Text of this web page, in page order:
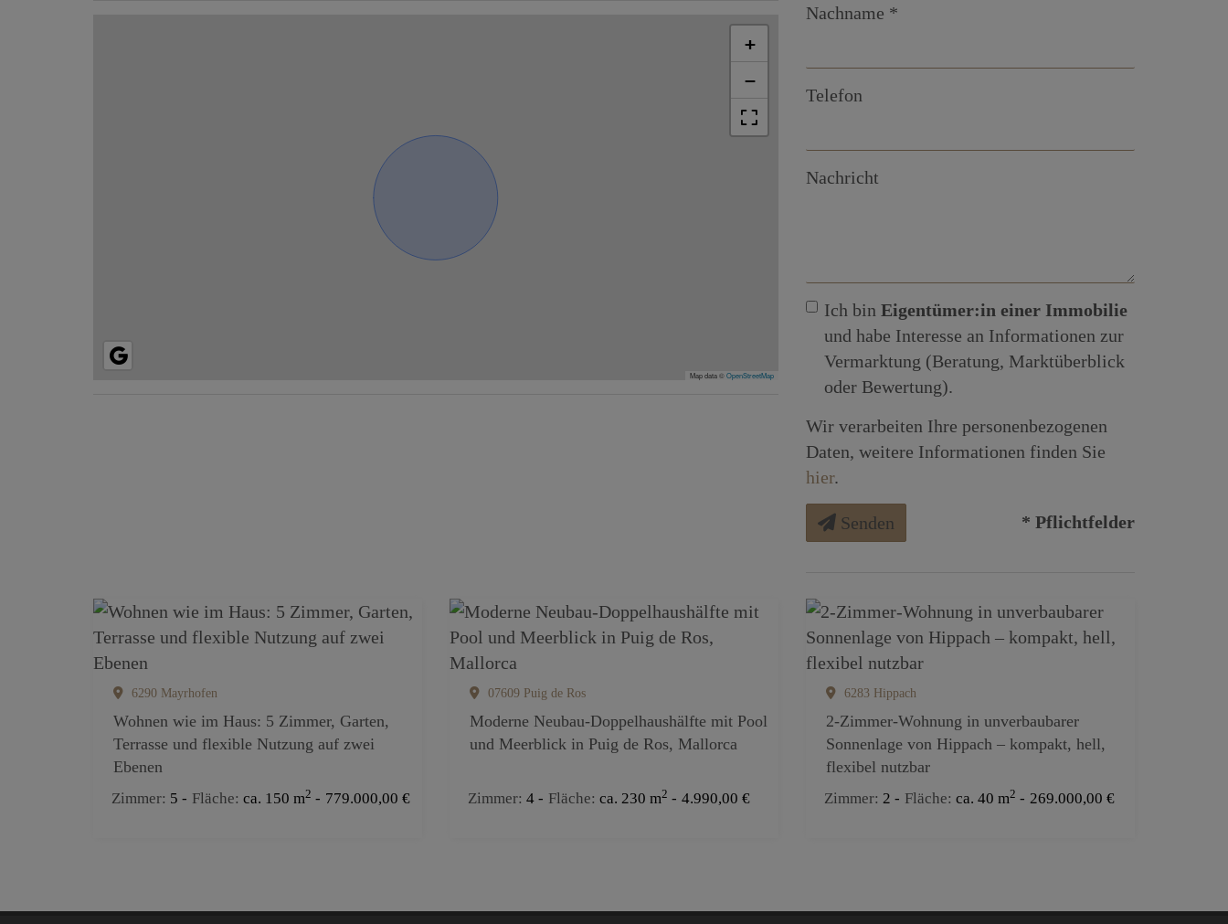
+
−
Map data ©OpenStreetMap
Nachname
Telefon
Nachricht
Ich bin Eigentümer:in einer Immobilie
und habe Interesse an Informationen zur
Vermarktung (Beratung, Marktüberblick
oder Bewertung).
Wir verarbeiten Ihre personenbezogenen
Daten, weitere Informationen finden Sie
hier.
Senden * Pflichtfelder
Wohnen wie im Haus: 5 Zimmer, Garten,
Terrasse und flexible Nutzung auf zwei
Ebenen
6290 Mayrhofen
Zimmer 5 Fläche ca. 150 m2 779.000,00 €
Moderne Neubau-Doppelhaushälfte mit Pool
und Meerblick in Puig de Ros, Mallorca
07609 Puig de Ros
Zimmer 4 Fläche ca. 230 m2 4.990,00 €
2-Zimmer-Wohnung in unverbaubarer
Sonnenlage von Hippach – kompakt, hell,
flexibel nutzbar
6283 Hippach
Zimmer 2 Fläche ca. 40 m2 269.000,00 €